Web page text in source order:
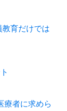
育だけでは
療者に求めら